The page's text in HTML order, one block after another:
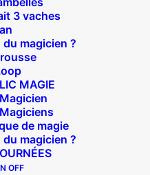
3 vaches
magicien ?
MAGIE
de magie
magicien ?
OFF
Parisiens
Paris
:01 42 62 35 00